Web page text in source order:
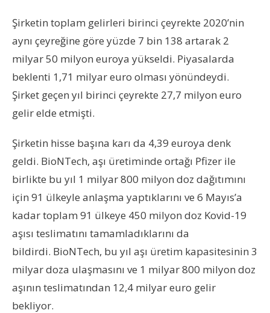
Şirketin toplam gelirleri birinci çeyrekte 2020’nin
aynı çeyreğine göre yüzde 7 bin 138 artarak 2
milyar 50 milyon euroya yükseldi. Piyasalarda
beklenti 1,71 milyar euro olması yönündeydi.
Şirket geçen yıl birinci çeyrekte 27,7 milyon euro
gelir elde etmişti.
Şirketin hisse başına karı da 4,39 euroya denk
geldi. BioNTech, aşı üretiminde ortağı Pfizer ile
birlikte bu yıl 1 milyar 800 milyon doz dağıtımını
için 91 ülkeyle anlaşma yaptıklarını ve 6 Mayıs’a
kadar toplam 91 ülkeye 450 milyon doz Kovid-19
aşısı teslimatını tamamladıklarını da
bildirdi. BioNTech, bu yıl aşı üretim kapasitesinin 3
milyar doza ulaşmasını ve 1 milyar 800 milyon doz
aşının teslimatından 12,4 milyar euro gelir
bekliyor.